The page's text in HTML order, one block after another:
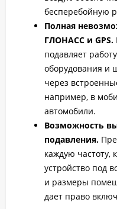
бесперебойную
Полная
ГЛОНАСС и GPS.
подавляет
оборудования и
через
например, в
автомобили.
Возможность
подавления.
каждую частоту,
устройство под
и размеры
дает право